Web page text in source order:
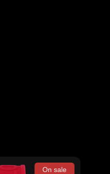
On sale